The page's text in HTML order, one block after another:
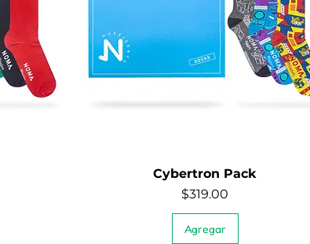
Vista rápida
Cybertron Pack
Precio
$319.00
Agregar